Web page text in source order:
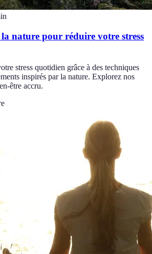
nature pour réduire votre stress
stress quotidien grâce à des techniques
inspirés par la nature. Explorez nos
être accru.